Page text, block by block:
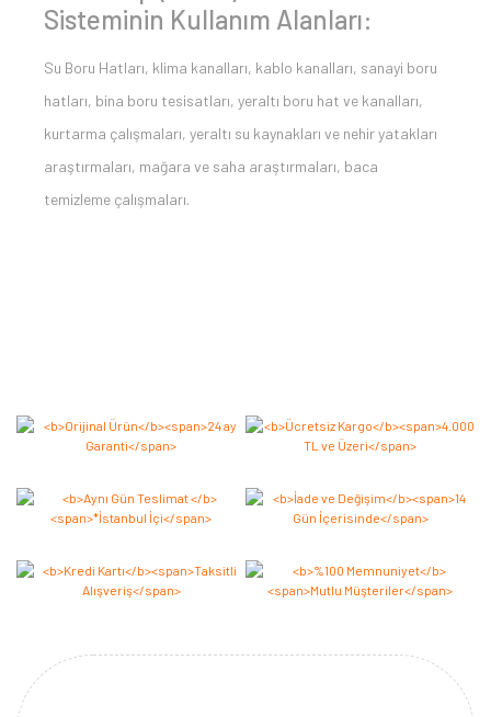
Sisteminin Kullanım Alanları:
Su Boru Hatları, klima kanalları, kablo kanalları, sanayi boru
hatları, bina boru tesisatları, yeraltı boru hat ve kanalları,
kurtarma çalışmaları, yeraltı su kaynakları ve nehir yatakları
araştırmaları, mağara ve saha araştırmaları, baca
temizleme çalışmaları.